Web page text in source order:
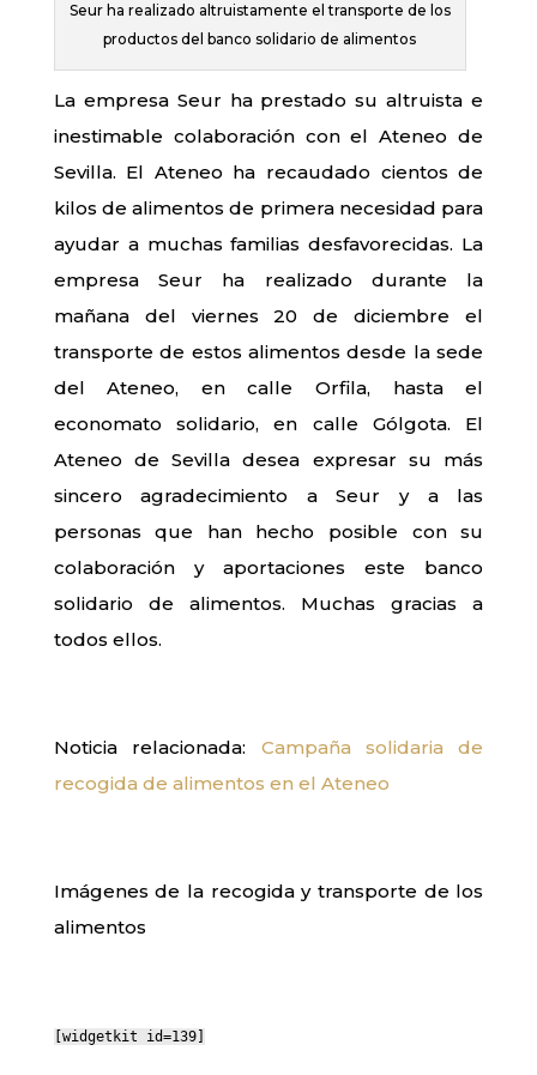
Seur ha realizado altruistamente el transporte de los
productos del banco solidario de alimentos
La empresa Seur ha prestado su altruista e
inestimable colaboración con el Ateneo de
Sevilla. El Ateneo ha recaudado cientos de
kilos de alimentos de primera necesidad para
ayudar a muchas familias desfavorecidas. La
empresa Seur ha realizado durante la
mañana del viernes 20 de diciembre el
transporte de estos alimentos desde la sede
del Ateneo, en calle Orfila, hasta el
economato solidario, en calle Gólgota. El
Ateneo de Sevilla desea expresar su más
sincero agradecimiento a Seur y a las
personas que han hecho posible con su
colaboración y aportaciones este banco
solidario de alimentos. Muchas gracias a
todos ellos.
Noticia relacionada: Campaña solidaria de
recogida de alimentos en el Ateneo
Imágenes de la recogida y transporte de los
alimentos
[widgetkit id=139]